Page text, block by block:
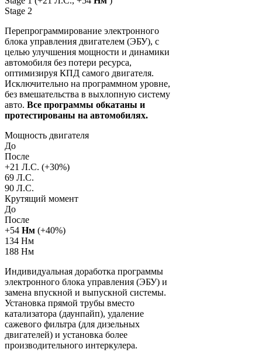
Stage 2
Перепрограммирование электронного
блока управления двигателем (ЭБУ), с
целью улучшения мощности и динамики
автомобиля без потери ресурса,
оптимизируя КПД самого двигателя.
Исключительно на программном уровне,
без вмешательства в выхлопную систему
авто. Все программы обкатаны и
протестированы на автомобилях.
Мощность двигателя
До
После
+21 Л.С. (+30%)
69 Л.С.
90 Л.С.
Крутящий момент
До
После
+54 Нм (+40%)
134 Нм
188 Нм
Индивидуальная доработка программы
электронного блока управления (ЭБУ) и
замена впускной и выпускной системы.
Установка прямой трубы вместо
катализатора (даунпайп), удаление
сажевого фильтра (для дизельных
двигателей) и установка более
производительного интеркулера.